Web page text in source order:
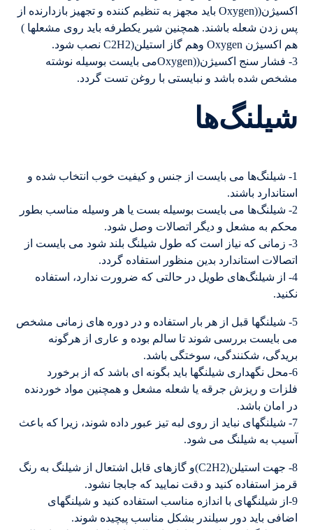
اکسیژن((Oxygen باید مجهز به تنظیم کننده و تجهیز بازدارنده از
پس زدن شعله باشند. همچنین شیر یکطرفه باید روی مشعلها )
هم اکسیژن Oxygen وهم گاز استیلن(C2H2 نصب شود.
3- فشار سنج اکسیژن((Oxygenمی بایست بوسیله نوشته
مشخص شده باشد و نبایستی با روغن تست گردد.
شیلنگ‌ها
1- شیلنگ‌ها می بایست از جنس و کیفیت خوب انتخاب شده و
استاندارد باشند.
2- شیلنگ‌ها می بایست بوسیله بست یا هر وسیله مناسب بطور
محکم به مشعل و دیگر اتصالات وصل شود.
3- زمانی که نیاز است که طول شیلنگ بلند شود می بایست از
اتصالات استاندارد بدین منظور استفاده گردد.
4- از شیلنگ‌های طویل در حالتی که ضرورت ندارد، استفاده
نکنید.
5- شیلنگها قبل از هر بار استفاده و در دوره های زمانی مشخص
می بایست بررسی شوند تا سالم بوده و عاری از هرگونه
بریدگی، شکنندگی، سوختگی باشد.
6-محل نگهداری شیلنگها باید بگونه ای باشد که از برخورد
فلزات و ریزش جرقه یا شعله مشعل و همچنین مواد خوردنده
در امان باشد.
7- شیلنگهای نباید از روی لبه تیز عبور داده شوند، زیرا که باعث
آسیب به شیلنگ می شود.
8- جهت استیلن(C2H2)و گازهای قابل اشتعال از شیلنگ به رنگ
قرمز استفاده کنید و دقت نمایید که جابجا نشود.
9-از شیلنگهای با اندازه مناسب استفاده کنید و شیلنگهای
اضافی باید دور سیلندر بشکل مناسب پیچیده شوند.